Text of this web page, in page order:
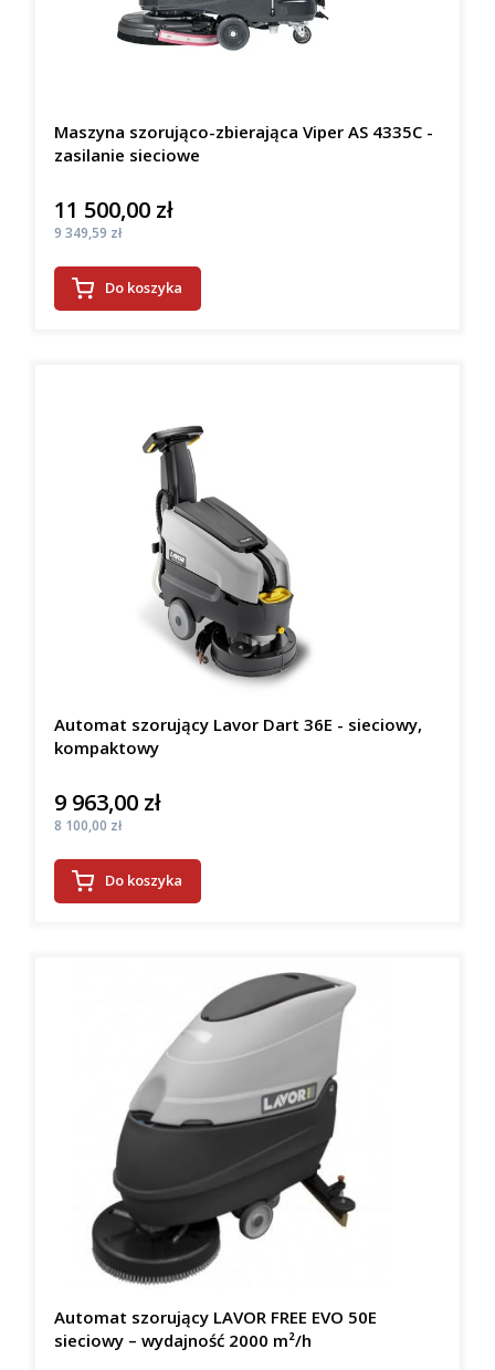
Maszyna szorująco-zbierająca Viper AS 4335C -
zasilanie sieciowe
Cena
11 500,00 zł
Cena
9 349,59 zł
Do koszyka
Automat szorujący Lavor Dart 36E - sieciowy,
kompaktowy
Cena
9 963,00 zł
Cena
8 100,00 zł
Do koszyka
Automat szorujący LAVOR FREE EVO 50E
sieciowy – wydajność 2000 m²/h